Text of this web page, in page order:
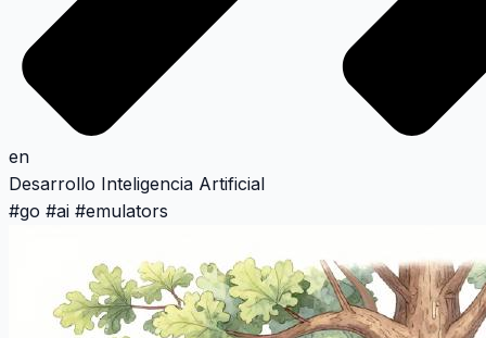
en
Desarrollo Inteligencia Artificial
#go #ai #emulators